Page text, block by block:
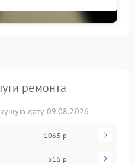
ремонта
дату 09.08.2026
1065 р
515 р